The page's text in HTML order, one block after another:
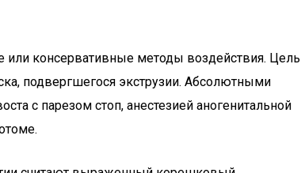
или консервативные методы воздействия. Цель
подвергшегося экструзии. Абсолютными
с парезом стоп, анестезией аногенитальной